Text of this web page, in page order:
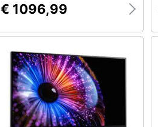
€ 1096,99